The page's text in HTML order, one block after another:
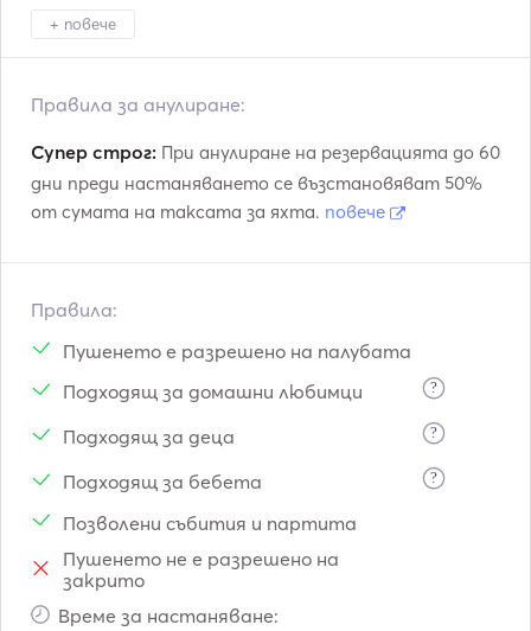
+ повече
Правила за анулиране:
Супер строг: При анулиране на резервацията до 60
дни преди настаняването се възстановяват 50%
от сумата на таксата за яхта. повече
Правила:
Пушенето е разрешено на палубата
Подходящ за домашни любимци
?
Подходящ за деца ?
Подходящ за бебета ?
Позволени събития и партита
Пушенето не е разрешено на
закрито
Време за настаняване: